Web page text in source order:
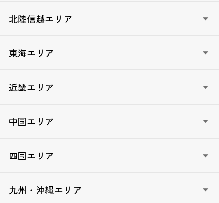
いわて政治塾（岩手）
宮城未来塾（宮城）
やまがた元気塾（山形）
いばらき青年フォーラム（茨城）
ぐんま政治塾（群馬）
TOKYO自民党政経塾（東京）
北陸信越エリア
LDP新潟政治学校（新潟）
石川政経塾（石川）
ふくい政経塾（福井）
信州維新塾（長野）
東海エリア
自民党ぎふ政治塾（岐阜）
愛知政治大学院（愛知）
三重政治大学院（三重）
近畿エリア
しが自民党政治セミナー（滋賀）
自民党政治大学校なにわ塾（大阪）
木国政経塾（和歌山）
中国エリア
TOTTORI政治塾/女星塾とっとり（鳥取）
おかやま政治大学校（岡山）
四国エリア
とくしま志政塾（徳島）
九州・沖縄エリア